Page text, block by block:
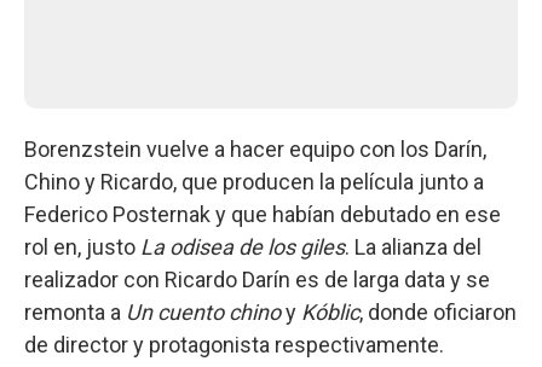
Borenzstein vuelve a hacer equipo con los Darín,
Chino y Ricardo, que producen la película junto a
Federico Posternak y que habían debutado en ese
rol en, justo La odisea de los giles. La alianza del
realizador con Ricardo Darín es de larga data y se
remonta a Un cuento chinoy Kóblic, donde oficiaron
de director y protagonista respectivamente.